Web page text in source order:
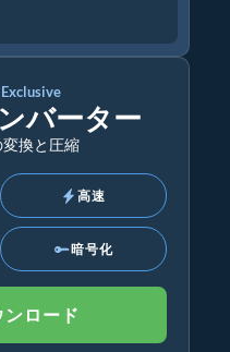
バーター
換と圧縮
高速
暗号化
ロード